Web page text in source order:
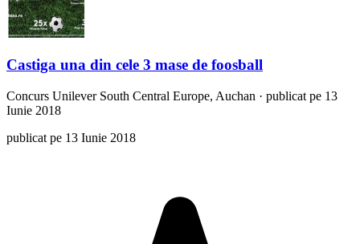
Castiga una din cele 3 mase de foosball
Concurs Unilever South Central Europe, Auchan · publicat pe 13
Iunie 2018
publicat pe 13 Iunie 2018